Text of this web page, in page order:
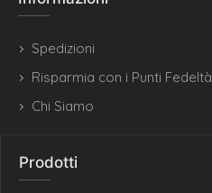
Spedizioni
Risparmia con i Punti Fedeltà
Chi Siamo
Prodotti